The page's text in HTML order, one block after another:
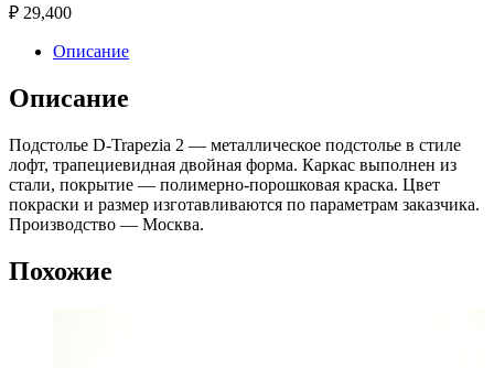
₽ 29,400
Описание
Описание
Подстолье D-Trapezia 2 — металлическое подстолье в стиле
лофт, трапециевидная двойная форма. Каркас выполнен из
стали, покрытие — полимерно-порошковая краска. Цвет
покраски и размер изготавливаются по параметрам заказчика.
Производство — Москва.
Похожие